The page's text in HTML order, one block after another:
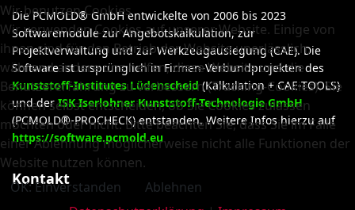
Die PCMOLD® GmbH entwickelte von 2006 bis 2023
Softwaremodule zur Angebotskalkulation, zur
Projektverwaltung und zur Werkzeugauslegung (CAE). Die
Software ist ursprünglich in Firmen-Verbundprojekten des
Kunststoff-Institutes Lüdenscheid(Kalkulation + CAE-TOOLS)
und derISK Iserlohner Kunststoff-Technologie GmbH
(PCMOLD®-PROCHECK) entstanden. Weitere Infos hierzu auf
https://software.pcmold.eu
Kontakt
Wir benutzen Cookies
Wir verwenden Cookies auf unserer Website. Einige von
ihnen sind für den Betrieb der Website unerlässlich,
während andere uns helfen, diese Website und die
Benutzererfahrung zu verbessern (Tracking-Cookies). Sie
können selbst entscheiden, ob Sie Cookies zulassen
möchten oder nicht. Bitte beachten Sie, dass Sie im Falle
einer Ablehnung möglicherweise nicht alle Funktionen der
Website nutzen können.
OK: Einverstanden
Ablehnen